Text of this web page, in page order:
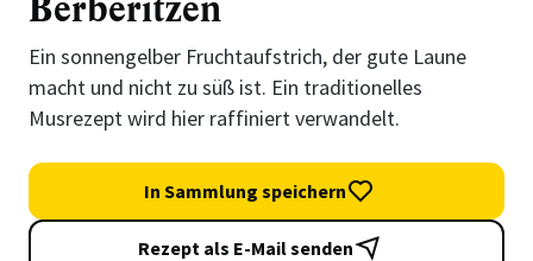
Ein sonnengelber Fruchtaufstrich, der gute Laune
macht und nicht zu süß ist. Ein traditionelles
Musrezept wird hier raffiniert verwandelt.
In Sammlung speichern
Rezept als E-Mail senden